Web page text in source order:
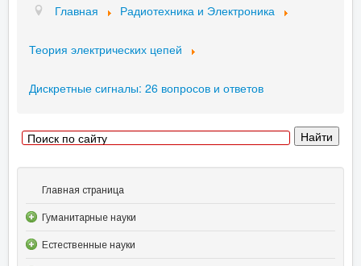
Главная Радиотехника и Электроника
Теория электрических цепей
Дискретные сигналы: 26 вопросов и ответов
Главная страница
Гуманитарные науки
Естественные науки